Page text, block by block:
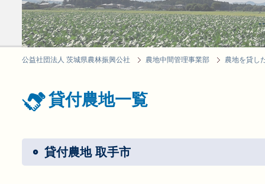
公益社団法人 茨城県農林振興公社 農地中間管理事業部 農地を貸し
貸付農地一覧
貸付農地 取手市